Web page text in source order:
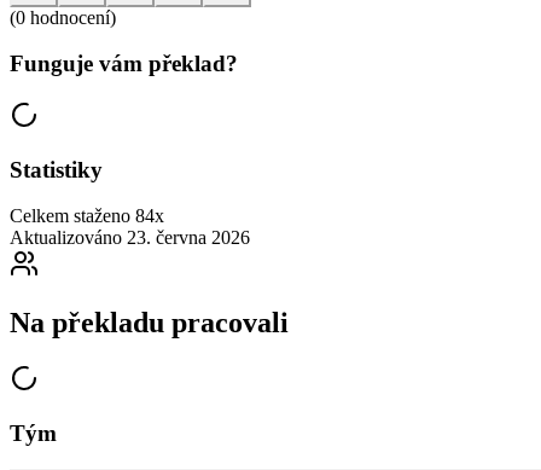
(0 hodnocení)
Funguje vám překlad?
Statistiky
Celkem staženo 84x
Aktualizováno 23. června 2026
Na překladu pracovali
Tým